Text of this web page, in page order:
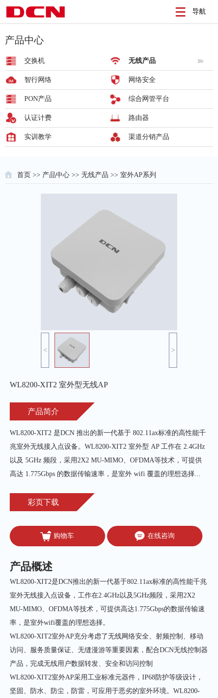
导航
产品中心
交换机 无线产品
智行网络 网络安全
PON产品 综合网管平台
认证计费 路由器
实训教学 渠道分销产品
首页 >> 产品中心 >> 无线产品 >> 室外AP系列
< >
WL8200-XIT2 室外型无线AP
产品简介
WL8200-XIT2 是DCN 推出的新一代基于 802.11ax标准的高性能千
兆室外无线接入点设备。WL8200-XIT2 室外型 AP 工作在 2.4GHz
以及 5GHz 频段，采用2X2 MU-MIMO、OFDMA等技术，可提供
高达 1.775Gbps 的数据传输速率，是室外 wifi 覆盖的理想选择...
彩页下载
购物车 在线咨询
产品概述
WL8200-XIT2是DCN推出的新一代基于802.11ax标准的高性能千兆
室外无线接入点设备，工作在2.4GHz以及5GHz频段，采用2X2
MU-MIMO、OFDMA等技术，可提供高达1.775Gbps的数据传输速
率，是室外wifi覆盖的理想选择。
WL8200-XIT2室外AP充分考虑了无线网络安全、射频控制、移动
访问、服务质量保证、无缝漫游等重要因素，配合DCN无线控制器
产品，完成无线用户数据转发、安全和访问控制
WL8200-XIT2室外AP采用工业标准元器件，IP68防护等级设计，
坚固、防水、防尘，防雷，可应用于恶劣的室外环境。WL8200-